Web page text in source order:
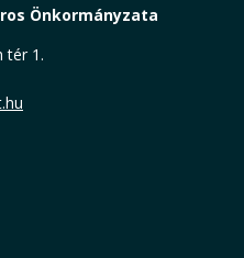
Önkormányzata
tér 1.